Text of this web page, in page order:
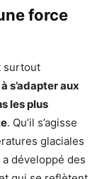
force
surtout
s’adapter aux
les plus
. Qu’il s’agisse
glaciales
développé des